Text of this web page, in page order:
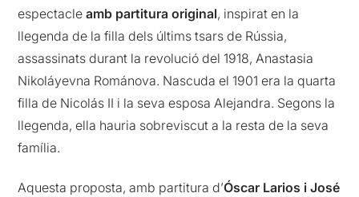
espectacleamb partitura original, inspirat en la
llegenda de la filla dels últims tsars de Rússia,
assassinats durant la revolució del 1918, Anastasia
Nikoláyevna Románova. Nascuda el 1901 era la quarta
filla de Nicolás II i la seva esposa Alejandra. Segons la
llegenda, ella hauria sobreviscut a la resta de la seva
família.
Aquesta proposta, amb partitura d’Óscar Larios i José